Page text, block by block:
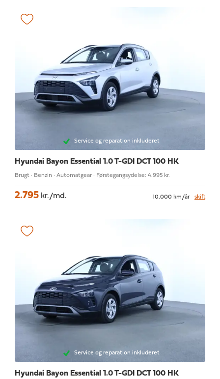
Service og reparation inkluderet
Hyundai Bayon Essential 1.0 T-GDI DCT 100 HK
Brugt · Benzin · Automatgear · Førstegangsydelse: 4.995 kr.
2.795 kr./md. 10.000 km/år skift
Service og reparation inkluderet
Hyundai Bayon Essential 1.0 T-GDI DCT 100 HK